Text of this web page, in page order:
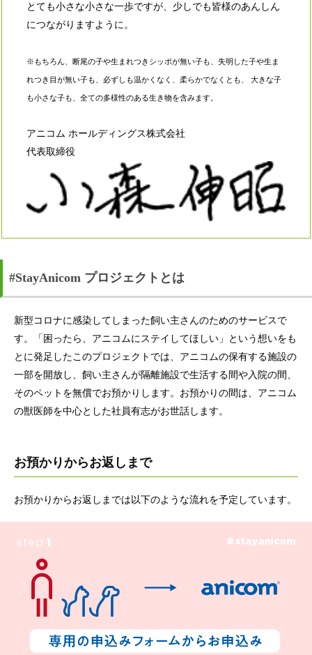
とても小さな小さな一歩ですが、少しでも皆様のあんしん
につながりますように。
※もちろん、断尾の子や生まれつきシッポが無い子も、失明した子や生ま
れつき目が無い子も、必ずしも温かくなく、柔らかでなくとも、 大きな子
も小さな子も、全ての多様性のある生き物を含みます。
アニコム ホールディングス株式会社
代表取締役
#StayAnicom プロジェクトとは
新型コロナに感染してしまった飼い主さんのためのサービスで
す。「困ったら、アニコムにステイしてほしい」という想いをも
とに発⾜したこのプロジェクトでは、アニコムの保有する施設の
⼀部を開放し、飼い主さんが隔離施設で生活する間や入院の間、
そのペットを無償でお預かりします。お預かりの間は、アニコム
の獣医師を中⼼とした社員有志がお世話します。
お預かりからお返しまで
お預かりからお返しまでは以下のような流れを予定しています。